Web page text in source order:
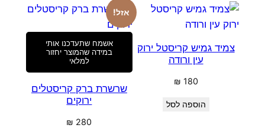
צמיד גמיש קריסטל ירוק
עין ורודה
₪ 180
הוספה לסל
אזל!
אשמח שתעדכנו אותי
במידה שהמוצר יחזור
למלאי
שרשרת ברק קריסטלים
ירוקים
₪ 280